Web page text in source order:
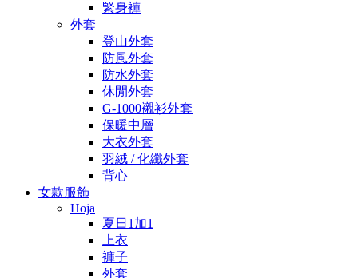
緊身褲
外套
登山外套
防風外套
防水外套
休閒外套
G-1000襯衫外套
保暖中層
大衣外套
羽絨 / 化纖外套
背心
女款服飾
Hoja
夏日1加1
上衣
褲子
外套